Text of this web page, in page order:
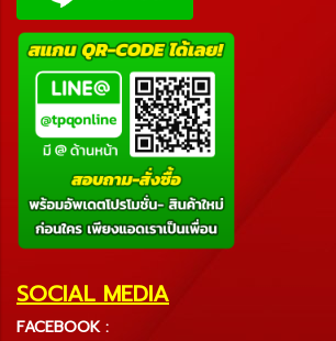
SOCIAL MEDIA
FACEBOOK :